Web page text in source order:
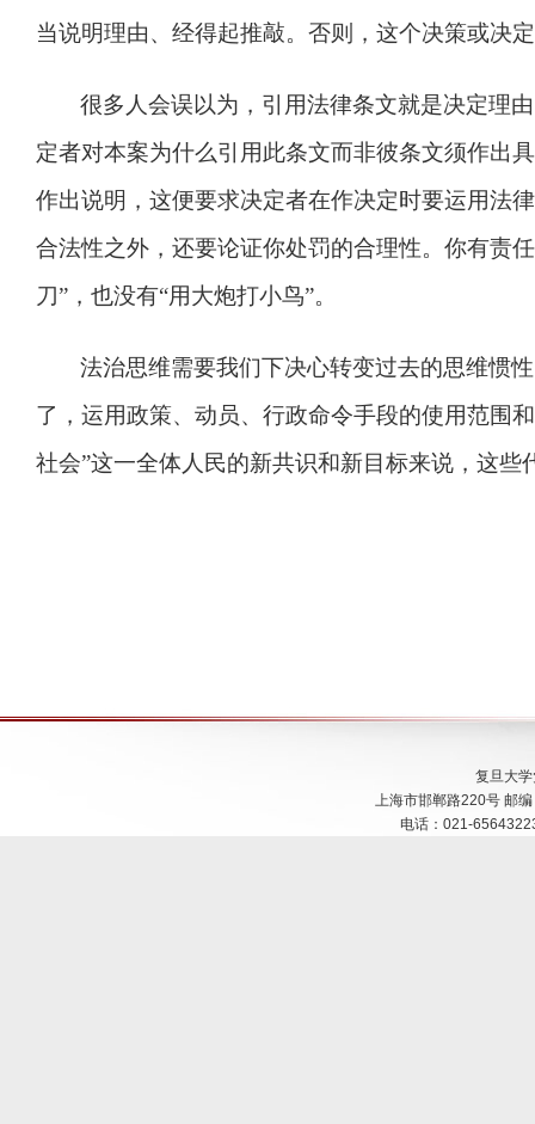
当说明理由、经得起推敲。否则，这个决策或决
很多人会误以为，引用法律条文就是决定理
定者对本案为什么引用此条文而非彼条文须作出
作出说明，这便要求决定者在作决定时要运用法
合法性之外，还要论证你处罚的合理性。你有责
刀” ，也没有“用大炮打小鸟”。
法治思维需要我们下决心转变过去的思维惯
了，运用政策、动员、行政命令手段的使用范围
社会”这一全体人民的新共识和新目标来说，这些
复旦大
上海市邯郸路220号 邮
电话：021-